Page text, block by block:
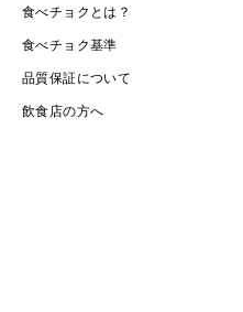
食べチョクとは？
食べチョク基準
品質保証について
飲食店の方へ